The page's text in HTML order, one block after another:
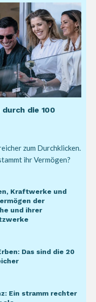
durch die 100
zum Durchklicken.
ihr Vermögen?
Kraftwerke und
der
und ihrer
Das sind die 20
Ein stramm rechter